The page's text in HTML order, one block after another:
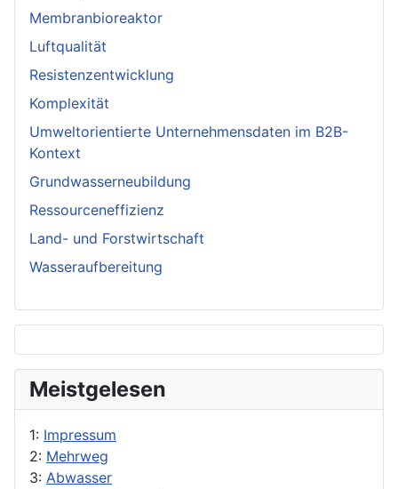
Membranbioreaktor
Luftqualität
Resistenzentwicklung
Komplexität
Umweltorientierte Unternehmensdaten im B2B-
Kontext
Grundwasserneubildung
Ressourceneffizienz
Land- und Forstwirtschaft
Wasseraufbereitung
Meistgelesen
1: Impressum
2: Mehrweg
3: Abwasser